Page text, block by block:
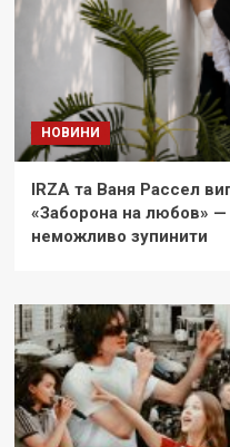
НОВИНИ
IRZA та Ваня Рассел
«Заборона на любов» —
неможливо зупинити